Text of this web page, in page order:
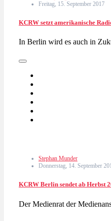
Freitag, 15. September 2017
KCRW setzt amerikanische
In Berlin wird es auch in
Stephan Munder
Donnerstag, 14. September
KCRW Berlin sendet ab Herbst
Der Medienrat der